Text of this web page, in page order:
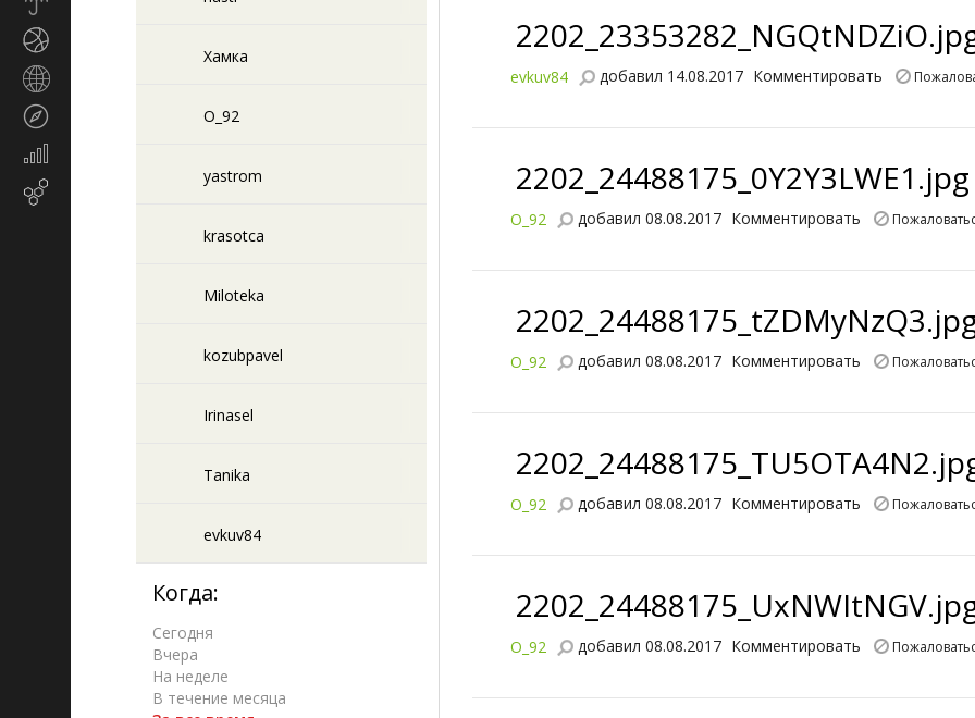
Хамка
O_92
yastrom
krasotca
Miloteka
kozubpavel
Irinasel
Tanika
evkuv84
Когда:
Сегодня
Вчера
На неделе
В течение месяца
evkuv84 добавил 14.08.2017 Комментировать
2202_24488175_0Y2Y3LWE1.jpg
O_92 добавил 08.08.2017 Комментировать
O_92 добавил 08.08.2017 Комментировать
O_92 добавил 08.08.2017 Комментировать
O_92 добавил 08.08.2017 Комментировать